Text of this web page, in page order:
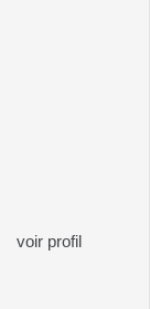
voir profil